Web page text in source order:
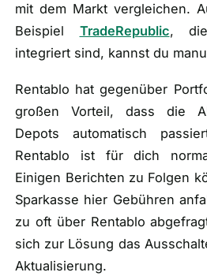
mit dem Markt vergleichen.
Beispiel TradeRepublic,
integriert sind, kannst du
Rentablo hat gegenüber
großen Vorteil, dass die
Depots automatisch
Rentablo ist für dich
Einigen Berichten zu Folgen
Sparkasse hier Gebühren
zu oft über Rentablo
sich zur Lösung das
Aktualisierung.